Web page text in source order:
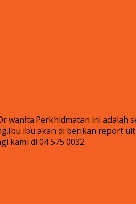
ini adalah
ibu akan di berikan report
kami di 04 575 0032